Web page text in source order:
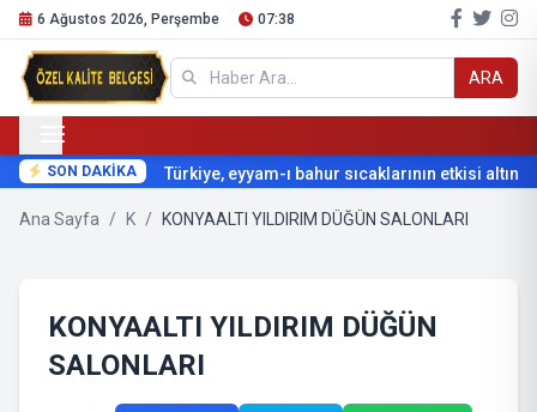
6 Ağustos 2026, Perşembe 07:38
ARA
SON DAKİKA Türkiye, eyyam-ı bahur sıcaklarının etkisi altına
Ana Sayfa / K / KONYAALTI YILDIRIM DÜĞÜN SALONLARI
KONYAALTI YILDIRIM DÜĞÜN
SALONLARI